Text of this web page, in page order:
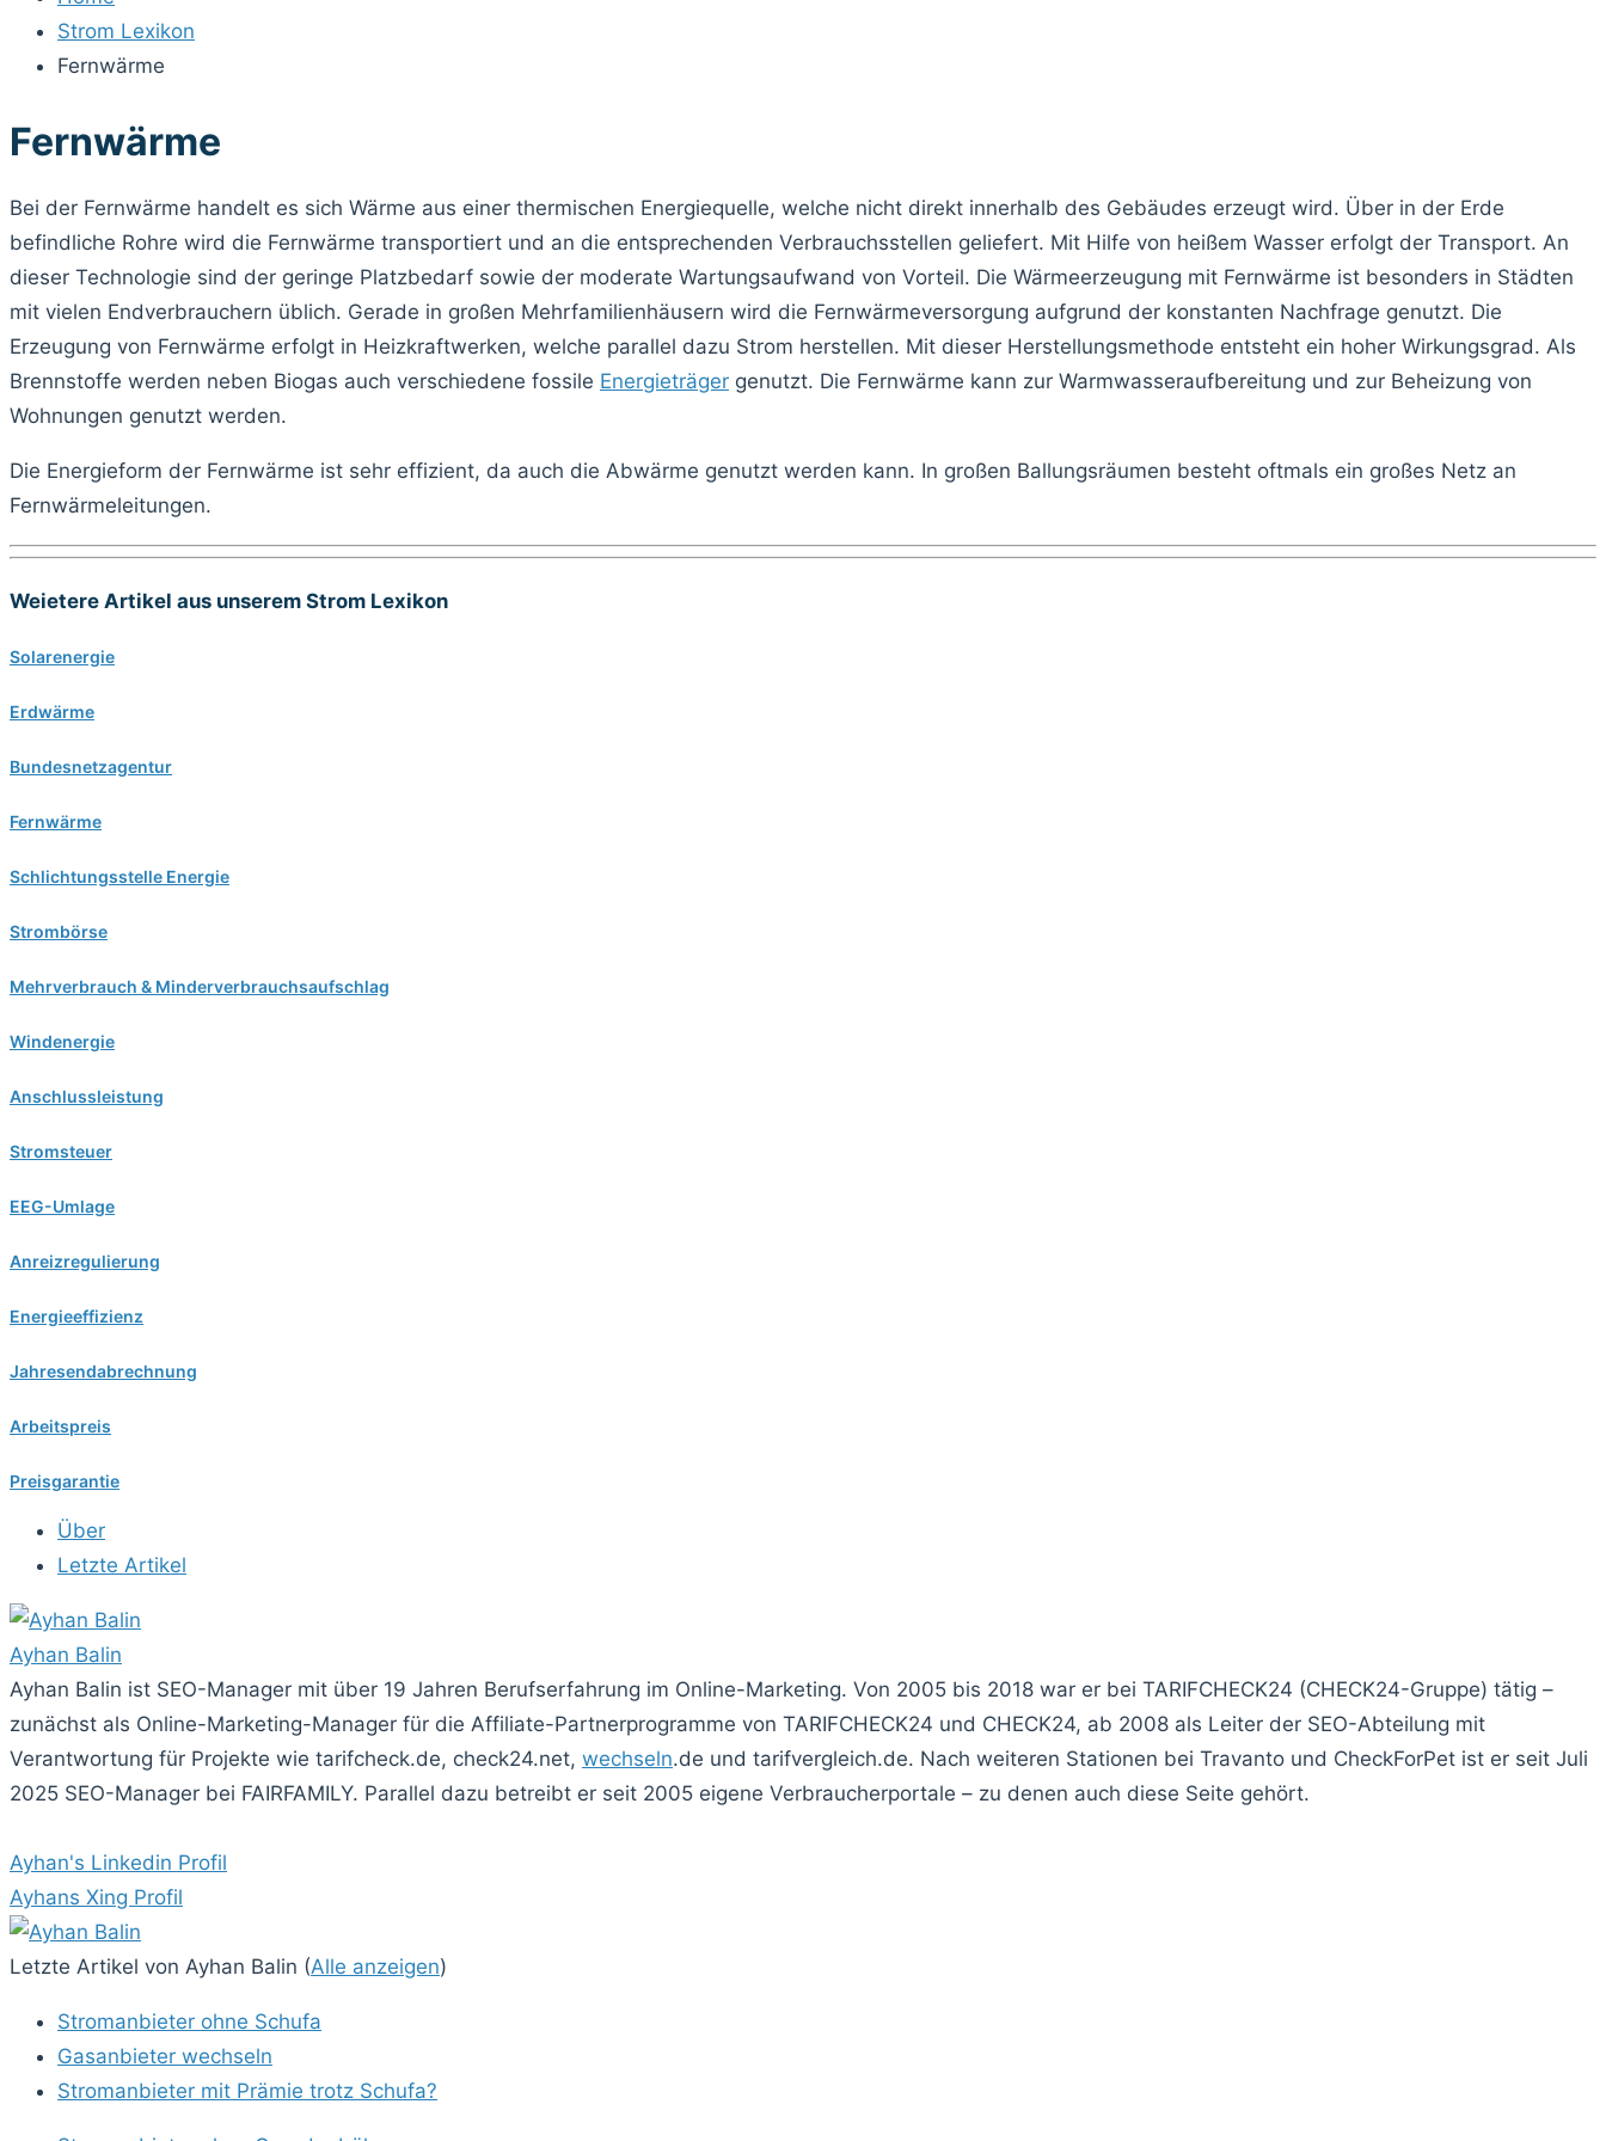
Strom Lexikon
Fernwärme
Fernwärme
Bei der Fernwärme handelt es sich Wärme aus einer thermischen Energiequelle, welche nicht direkt innerhalb des Gebäudes erzeugt wird. Über in der Erde
befindliche Rohre wird die Fernwärme transportiert und an die entsprechenden Verbrauchsstellen geliefert. Mit Hilfe von heißem Wasser erfolgt der Transport. An
dieser Technologie sind der geringe Platzbedarf sowie der moderate Wartungsaufwand von Vorteil. Die Wärmeerzeugung mit Fernwärme ist besonders in Städten
mit vielen Endverbrauchern üblich. Gerade in großen Mehrfamilienhäusern wird die Fernwärmeversorgung aufgrund der konstanten Nachfrage genutzt. Die
Erzeugung von Fernwärme erfolgt in Heizkraftwerken, welche parallel dazu Strom herstellen. Mit dieser Herstellungsmethode entsteht ein hoher Wirkungsgrad. Als
Brennstoffe werden neben Biogas auch verschiedene fossile Energieträger genutzt. Die Fernwärme kann zur Warmwasseraufbereitung und zur Beheizung von
Wohnungen genutzt werden.
Die Energieform der Fernwärme ist sehr effizient, da auch die Abwärme genutzt werden kann. In großen Ballungsräumen besteht oftmals ein großes Netz an
Fernwärmeleitungen.
Weietere Artikel aus unserem Strom Lexikon
Solarenergie
Erdwärme
Bundesnetzagentur
Fernwärme
Schlichtungsstelle Energie
Strombörse
Mehrverbrauch & Minderverbrauchsaufschlag
Windenergie
Anschlussleistung
Stromsteuer
EEG-Umlage
Anreizregulierung
Energieeffizienz
Jahresendabrechnung
Arbeitspreis
Preisgarantie
Über
Letzte Artikel
Ayhan Balin
Ayhan Balin ist SEO-Manager mit über 19 Jahren Berufserfahrung im Online-Marketing. Von 2005 bis 2018 war er bei TARIFCHECK24 (CHECK24-Gruppe) tätig –
zunächst als Online-Marketing-Manager für die Affiliate-Partnerprogramme von TARIFCHECK24 und CHECK24, ab 2008 als Leiter der SEO-Abteilung mit
Verantwortung für Projekte wie tarifcheck.de, check24.net, wechseln.de und tarifvergleich.de. Nach weiteren Stationen bei Travanto und CheckForPet ist er seit Juli
2025 SEO-Manager bei FAIRFAMILY. Parallel dazu betreibt er seit 2005 eigene Verbraucherportale – zu denen auch diese Seite gehört.
Ayhan's Linkedin Profil
Ayhans Xing Profil
Letzte Artikel von Ayhan Balin (Alle anzeigen)
Stromanbieter ohne Schufa
Gasanbieter wechseln
Stromanbieter mit Prämie trotz Schufa?